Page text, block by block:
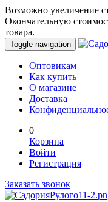
Возможно увеличение
Окончательную
товара.
Toggle navigation
Оптовикам
Как купить
О магазине
Доставка
0
Корзина
Войти
Регистрация
Заказать звонок